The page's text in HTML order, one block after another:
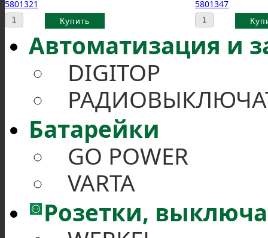
5801321
5801347
Автоматизация и
DIGITOP
Батарейки
GO POWER
VARTA
Розетки,